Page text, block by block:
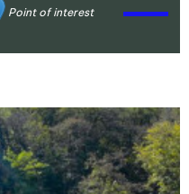
Point of interest
(1)